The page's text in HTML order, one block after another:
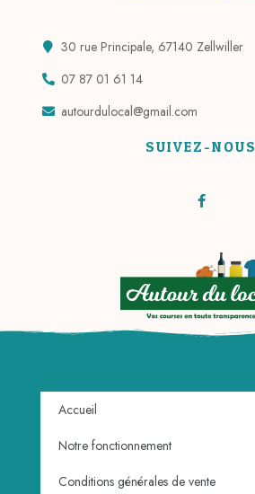
30 rue Principale, 67140 Zellwiller
07 87 01 61 14
autourdulocal@gmail.com
SUIVEZ-NOUS
Accueil
Notre fonctionnement
Conditions générales de vente